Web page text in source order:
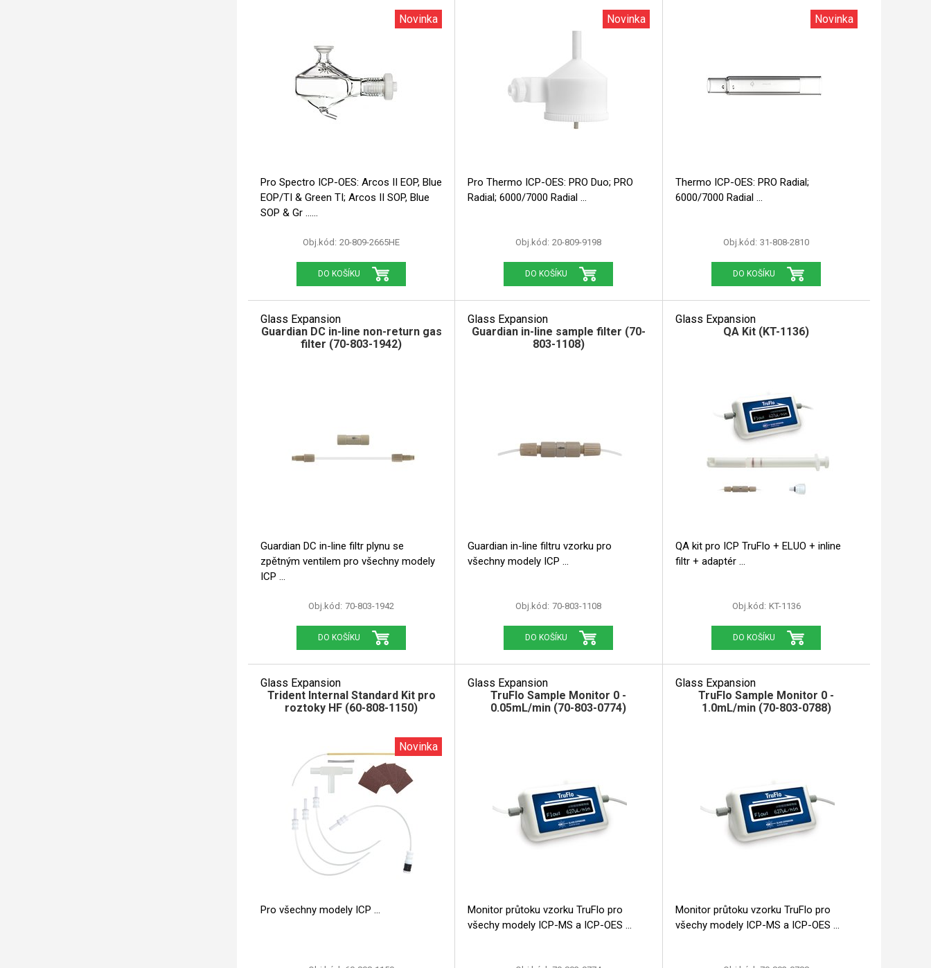
Novinka
Pro Spectro ICP-OES: Arcos II EOP, Blue
EOP/TI & Green TI; Arcos II SOP, Blue
SOP & Gr ...
Obj.kód: 20-809-2665HE
DO KOŠÍKU
Novinka
Pro Thermo ICP-OES: PRO Duo; PRO
Radial; 6000/7000 Radial
Obj.kód: 20-809-9198
DO KOŠÍKU
Novinka
Thermo ICP-OES: PRO Radial;
6000/7000 Radial
Obj.kód: 31-808-2810
DO KOŠÍKU
Glass Expansion
Guardian DC in-line non-return gas
filter (70-803-1942)
Guardian DC in-line filtr plynu se
zpětným ventilem pro všechny modely
ICP
Obj.kód: 70-803-1942
DO KOŠÍKU
Glass Expansion
Guardian in-line sample filter (70-
803-1108)
Guardian in-line filtru vzorku pro
všechny modely ICP
Obj.kód: 70-803-1108
DO KOŠÍKU
Glass Expansion
QA Kit (KT-1136)
QA kit pro ICP TruFlo + ELUO + inline
filtr + adaptér
Obj.kód: KT-1136
DO KOŠÍKU
Glass Expansion
Trident Internal Standard Kit pro
roztoky HF (60-808-1150)
Novinka
Pro všechny modely ICP
Glass Expansion
TruFlo Sample Monitor 0 -
0.05mL/min (70-803-0774)
Monitor průtoku vzorku TruFlo pro
všechy modely ICP-MS a ICP-OES
Glass Expansion
TruFlo Sample Monitor 0 -
1.0mL/min (70-803-0788)
Monitor průtoku vzorku TruFlo pro
všechy modely ICP-MS a ICP-OES